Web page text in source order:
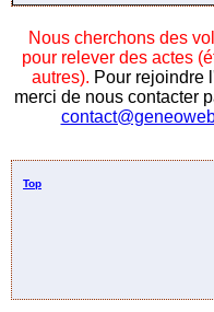
Nous cherchons des
pour relever des actes
autres). Pour rejoindre
merci de nous contacter
Top